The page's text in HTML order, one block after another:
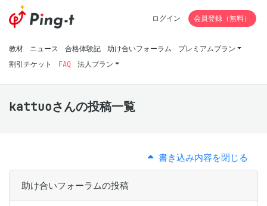
教材 ニュース 合格体験記 助け合いフォーラム
プレミアムプラン
割引チケット
FAQ 法人プラン
ログイン 会員登録（無料）
kattuoさんの投稿一覧
書き込み内容を閉じる
助け合いフォーラムの投稿